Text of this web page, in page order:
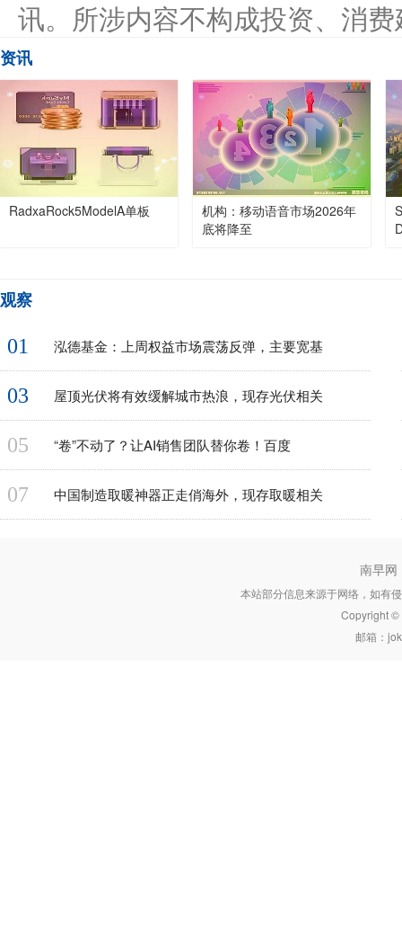
讯。所涉内容不构成投资、消
资讯
RadxaRock5ModelA单板
机构：移动语音市场2026年
底将降至
观察
01 泓德基金：上周权益市场震荡反弹，主要宽基
03 屋顶光伏将有效缓解城市热浪，现存光伏相关
05 “卷”不动了？让AI销售团队替你卷！百度
07 中国制造取暖神器正走俏海外，现存取暖相关
南早网
本站部分信息来源于网络，如有
Copyright ©
邮箱：